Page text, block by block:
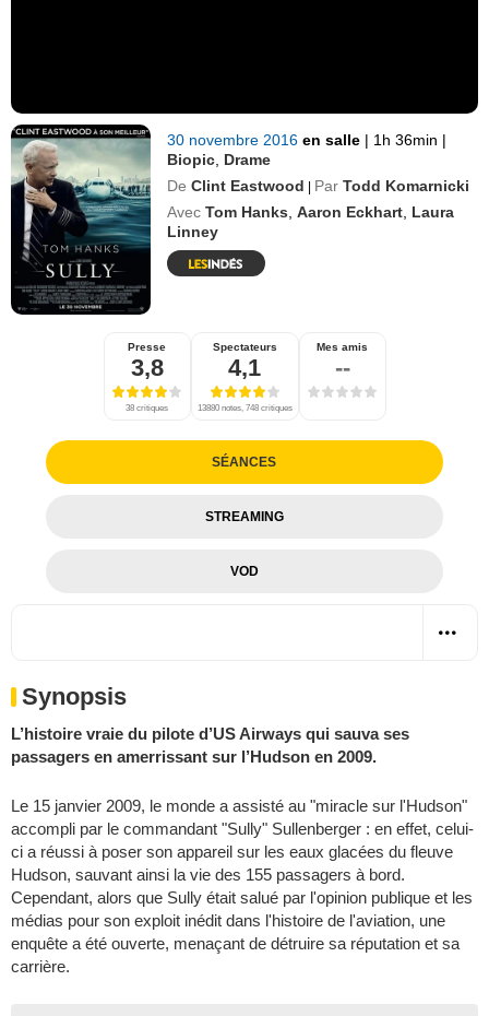
30 novembre 2016en salle | 1h 36min |
Biopic Drame
De Clint Eastwood | Par Todd Komarnicki
Avec Tom Hanks ,Aaron Eckhart Laura
Linney
Presse
3,8
38 critiques
Spectateurs
4,1
13880 notes, 748 critiques
Mes amis
--
SÉANCES
STREAMING
VOD
Synopsis
L’histoire vraie du pilote d’US Airways qui sauva ses
passagers en amerrissant sur l’Hudson en 2009.
Le 15 janvier 2009, le monde a assisté au "miracle sur l'Hudson"
accompli par le commandant "Sully" Sullenberger : en effet, celui-
ci a réussi à poser son appareil sur les eaux glacées du fleuve
Hudson, sauvant ainsi la vie des 155 passagers à bord.
Cependant, alors que Sully était salué par l'opinion publique et les
médias pour son exploit inédit dans l'histoire de l'aviation, une
enquête a été ouverte, menaçant de détruire sa réputation et sa
carrière.